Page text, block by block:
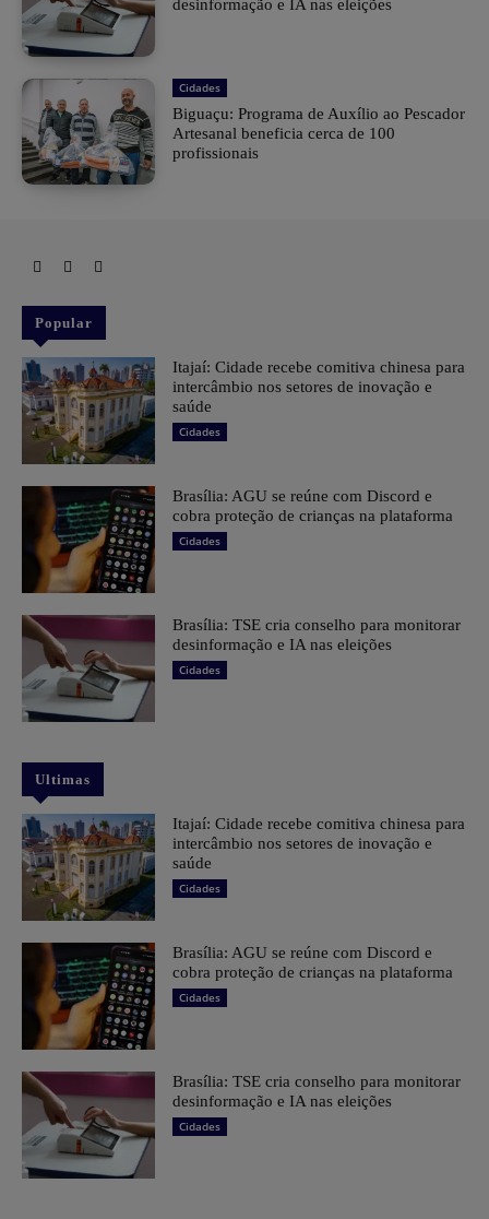
desinformação e IA nas eleições
Cidades
Biguaçu: Programa de Auxílio ao Pescador
Artesanal beneficia cerca de 100
profissionais
Popular
Itajaí: Cidade recebe comitiva chinesa para
intercâmbio nos setores de inovação e
saúde
Cidades
Brasília: AGU se reúne com Discord e
cobra proteção de crianças na plataforma
Cidades
Brasília: TSE cria conselho para monitorar
desinformação e IA nas eleições
Cidades
Ultimas
Itajaí: Cidade recebe comitiva chinesa para
intercâmbio nos setores de inovação e
saúde
Cidades
Brasília: AGU se reúne com Discord e
cobra proteção de crianças na plataforma
Cidades
Brasília: TSE cria conselho para monitorar
desinformação e IA nas eleições
Cidades